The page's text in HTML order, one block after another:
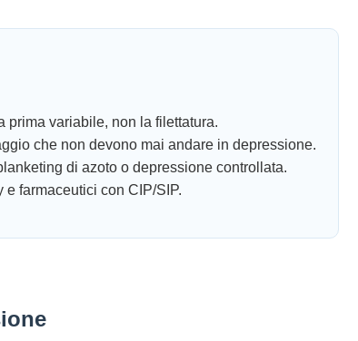
prima variabile, non la filettatura.
che non devono mai andare in depressione.
di azoto o depressione controllata.
farmaceutici con CIP/SIP.